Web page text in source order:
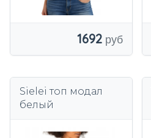
1692
Sielei топ модал
белый